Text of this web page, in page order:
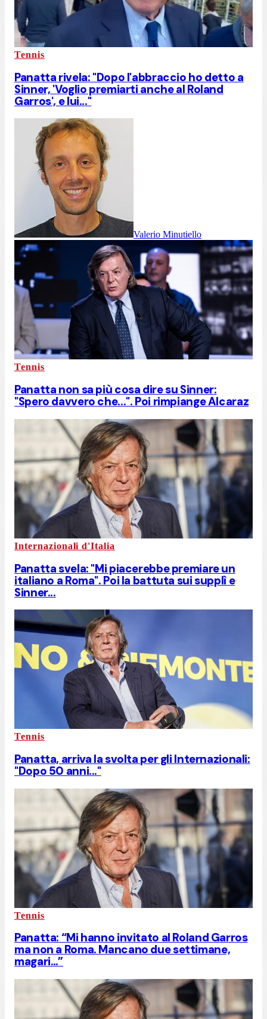
Tennis
Panatta rivela: "Dopo l'abbraccio ho detto a
Sinner, 'Voglio premiarti anche al Roland
Garros', e lui..."
Valerio Minutiello
Tennis
Panatta non sa più cosa dire su Sinner:
"Spero davvero che...". Poi rimpiange Alcaraz
Internazionali d'Italia
Panatta svela: "Mi piacerebbe premiare un
italiano a Roma". Poi la battuta sui supplì e
Sinner...
Tennis
Panatta, arriva la svolta per gli Internazionali:
"Dopo 50 anni..."
Tennis
Panatta: “Mi hanno invitato al Roland Garros
ma non a Roma. Mancano due settimane,
magari…”